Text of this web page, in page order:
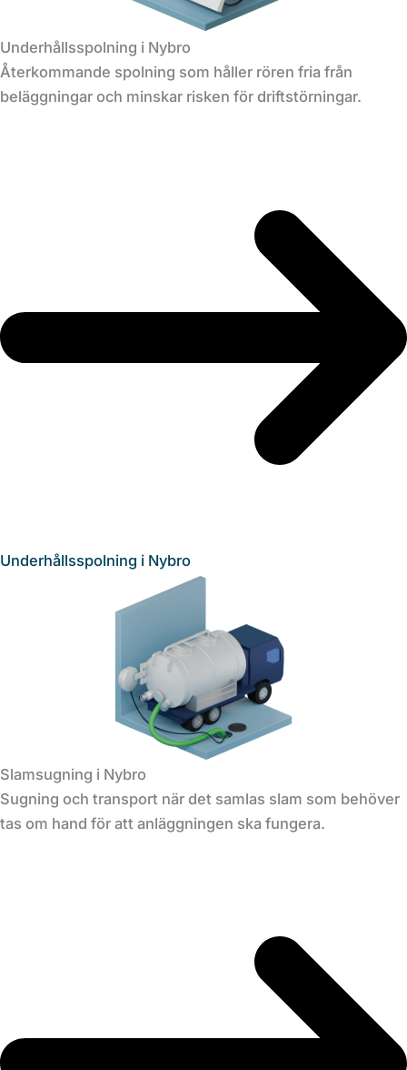
Underhållsspolning i Nybro
Återkommande spolning som håller rören fria från
beläggningar och minskar risken för driftstörningar.
Underhållsspolning i Nybro
Slamsugning i Nybro
Sugning och transport när det samlas slam som behöver
tas om hand för att anläggningen ska fungera.